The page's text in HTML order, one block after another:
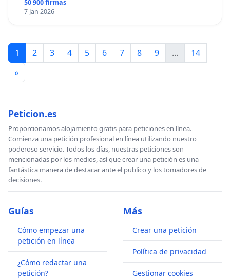
50 900 firmas
7 Jan 2026
1 2 3 4 5 6 7 8 9 ...
14
»
Peticion.es
Proporcionamos alojamiento gratis para peticiones en línea.
Comienza una petición profesional en línea utilizando nuestro
poderoso servicio. Todos los días, nuestras peticiones son
mencionadas por los medios, así que crear una petición es una
fantástica manera de destacar ante el publico y los tomadores de
decisiones.
Guías
Cómo empezar una
petición en línea
¿Cómo redactar una
petición?
Más
Crear una petición
Política de privacidad
Gestionar cookies